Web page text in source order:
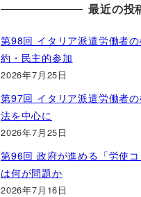
最近の投
第98回 イタリア派遣労働者
約・民主的参加
2026年7月25日
第97回 イタリア派遣労働者
法を中心に
2026年7月25日
第96回 政府が進める「労使コ
は何が問題か
2026年7月16日